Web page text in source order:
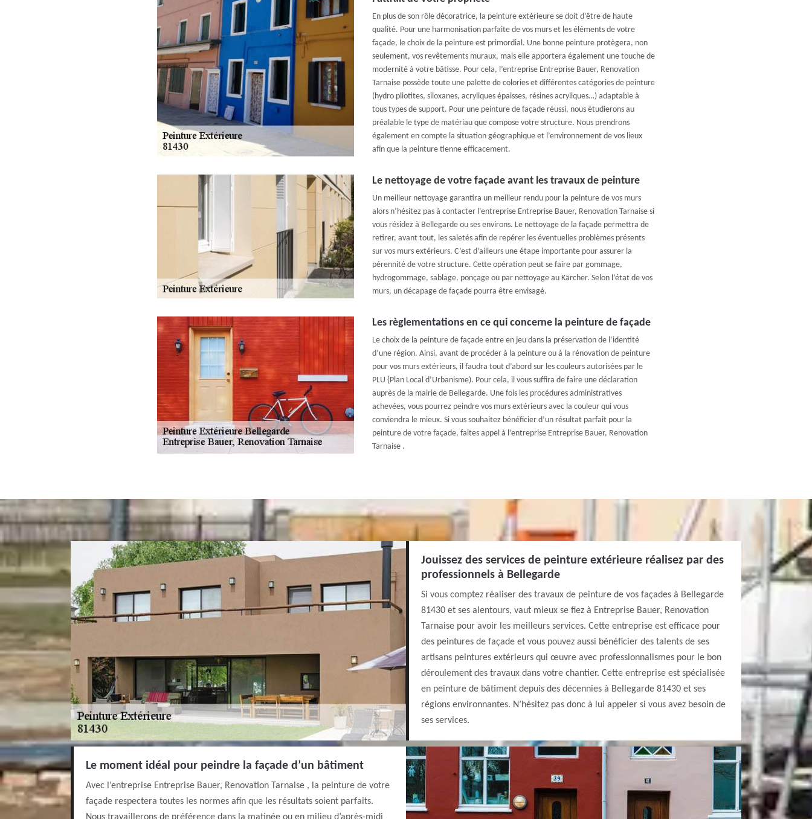
En plus de son rôle décoratrice, la peinture extérieure se doit d’être de haute
qualité. Pour une harmonisation parfaite de vos murs et les éléments de votre
façade, le choix de la peinture est primordial. Une bonne peinture protègera, non
seulement, vos revêtements muraux, mais elle apportera également une touche de
modernité à votre bâtisse. Pour cela, l’entreprise Entreprise Bauer, Renovation
Tarnaise possède toute une palette de colories et différentes catégories de peinture
(hydro pliotites, siloxanes, acryliques épaisses, résines acryliques…) adaptable à
tous types de support. Pour une peinture de façade réussi, nous étudierons au
préalable le type de matériau que compose votre structure. Nous prendrons
également en compte la situation géographique et l’environnement de vos lieux
afin que la peinture tienne efficacement.
Le nettoyage de votre façade avant les travaux de peinture
Un meilleur nettoyage garantira un meilleur rendu pour la peinture de vos murs
alors n’hésitez pas à contacter l’entreprise Entreprise Bauer, Renovation Tarnaise si
vous résidez à Bellegarde ou ses environs. Le nettoyage de la façade permettra de
retirer, avant tout, les saletés afin de repérer les éventuelles problèmes présents
sur vos murs extérieurs. C’est d’ailleurs une étape importante pour assurer la
pérennité de votre structure. Cette opération peut se faire par gommage,
hydrogommage, sablage, ponçage ou par nettoyage au Kärcher. Selon l’état de vos
murs, un décapage de façade pourra être envisagé.
Les règlementations en ce qui concerne la peinture de façade
Le choix de la peinture de façade entre en jeu dans la préservation de l’identité
d’une région. Ainsi, avant de procéder à la peinture ou à la rénovation de peinture
pour vos murs extérieurs, il faudra tout d’abord sur les couleurs autorisées par le
PLU {Plan Local d’Urbanisme). Pour cela, il vous suffira de faire une déclaration
auprès de la mairie de Bellegarde. Une fois les procédures administratives
achevées, vous pourrez peindre vos murs extérieurs avec la couleur qui vous
conviendra le mieux. Si vous souhaitez bénéficier d’un résultat parfait pour la
peinture de votre façade, faites appel à l’entreprise Entreprise Bauer, Renovation
Tarnaise .
Jouissez des services de peinture extérieure réalisez par des
professionnels à Bellegarde
Si vous comptez réaliser des travaux de peinture de vos façades à Bellegarde
81430 et ses alentours, vaut mieux se fiez à Entreprise Bauer, Renovation
Tarnaise pour avoir les meilleurs services. Cette entreprise est efficace pour
des peintures de façade et vous pouvez aussi bénéficier des talents de ses
artisans peintures extérieurs qui œuvre avec professionnalismes pour le bon
déroulement des travaux dans votre chantier. Cette entreprise est spécialisée
en peinture de bâtiment depuis des décennies à Bellegarde 81430 et ses
régions environnantes. N’hésitez pas donc à lui appeler si vous avez besoin de
ses services.
Le moment idéal pour peindre la façade d’un bâtiment
Avec l’entreprise Entreprise Bauer, Renovation Tarnaise , la peinture de votre
façade respectera toutes les normes afin que les résultats soient parfaits.